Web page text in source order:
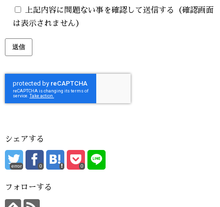
上記内容に問題ない事を確認して送信する（確認画面
は表示されません）
シェアする
error 0 0
フォローする